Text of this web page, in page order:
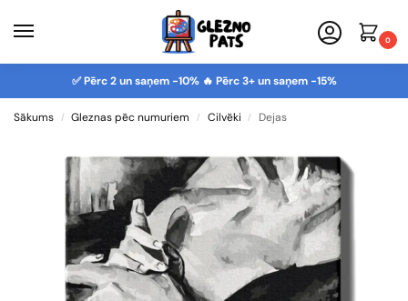
0
✅ Pērc 2 un saņem -10% 🔥 Pērc 3+ un saņem -15%
Sākums / Gleznas pēc numuriem / Cilvēki / Dejas